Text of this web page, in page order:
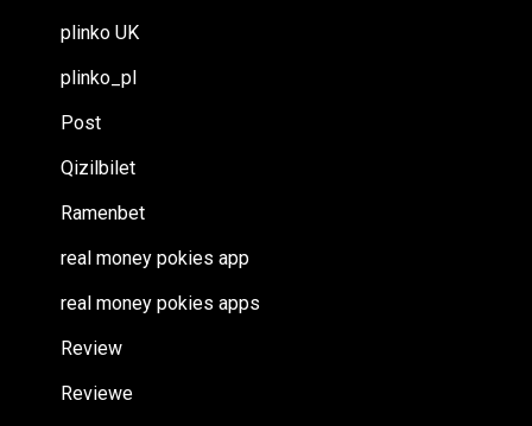
plinko UK
plinko_pl
Post
Qizilbilet
Ramenbet
real money pokies app
real money pokies apps
Review
Reviewe